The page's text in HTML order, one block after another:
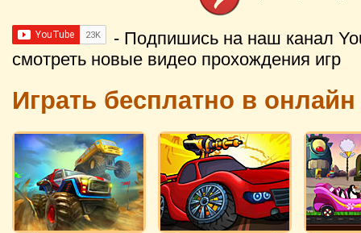
- Подпишись на наш канал
смотреть новые видео прохождения игр
Играть бесплатно в